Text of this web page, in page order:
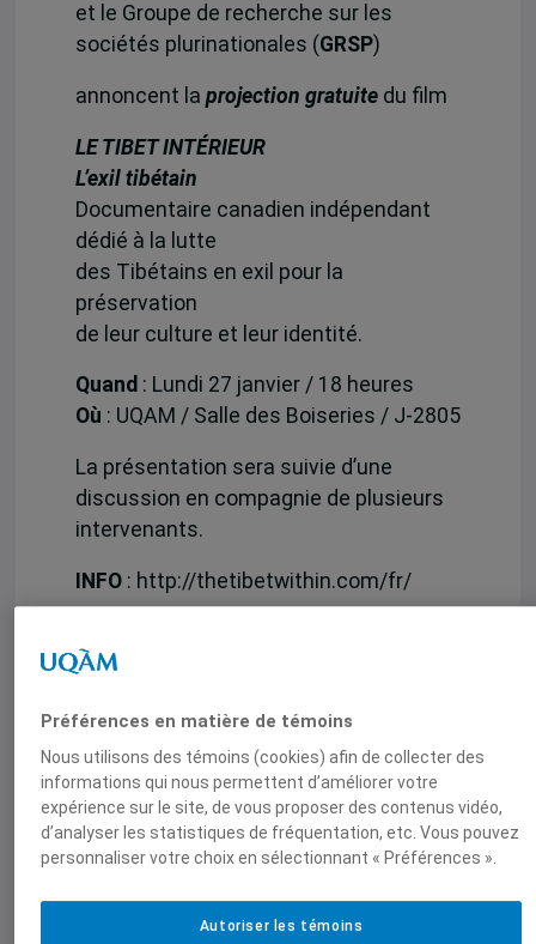
et le Groupe de recherche sur les
sociétés plurinationales (GRSP)
annoncent la projection gratuite du film
LE TIBET INTÉRIEUR
L’exil tibétain
Documentaire canadien indépendant
dédié à la lutte
des Tibétains en exil pour la
préservation
de leur culture et leur identité.
Quand : Lundi 27 janvier / 18 heures
Où : UQAM / Salle des Boiseries / J-2805
La présentation sera suivie d’une
discussion en compagnie de plusieurs
intervenants.
INFO : http://thetibetwithin.com/fr/
Amnistie Internationale
Préférences en matière de témoins
Nous utilisons des témoins (cookies) afin de collecter des
informations qui nous permettent d’améliorer votre
expérience sur le site, de vous proposer des contenus vidéo,
d’analyser les statistiques de fréquentation, etc. Vous pouvez
personnaliser votre choix en sélectionnant « Préférences ».
Autoriser les témoins